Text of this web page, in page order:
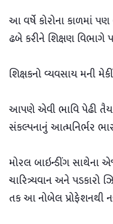
આ વર્ષે કોરોના કાળમાં
ઢબે કરીને શિક્ષણ વિભાગે
શિક્ષકનો વ્યવસાય મની
આપણે એવી ભાવિ પેઢી
સંકલ્પનાનું આત્મનિર્ભર
મોરલ બાઇન્ડીંગ સાથેના
ચારિત્ર્યવાન અને પડકારો
તક આ નોબેલ પ્રોફેશનથી